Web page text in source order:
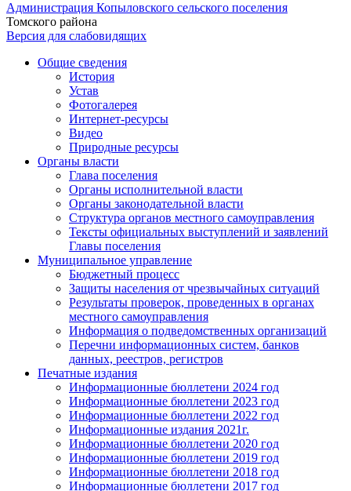
Администрация Копыловского сельского поселения
Томского района
Версия для слабовидящих
Общие сведения
История
Устав
Фотогалерея
Интернет-ресурсы
Видео
Природные ресурсы
Органы власти
Глава поселения
Органы исполнительной власти
Органы законодательной власти
Структура органов местного самоуправления
Тексты официальных выступлений и заявлений
Главы поселения
Муниципальное управление
Бюджетный процесс
Защиты населения от чрезвычайных ситуаций
Результаты проверок, проведенных в органах
местного самоуправления
Информация о подведомственных организаций
Перечни информационных систем, банков
данных, реестров, регистров
Печатные издания
Информационные бюллетени 2024 год
Информационные бюллетени 2023 год
Информационные бюллетени 2022 год
Информационные издания 2021г.
Информационные бюллетени 2020 год
Информационные бюллетени 2019 год
Информационные бюллетени 2018 год
Информационные бюллетени 2017 год